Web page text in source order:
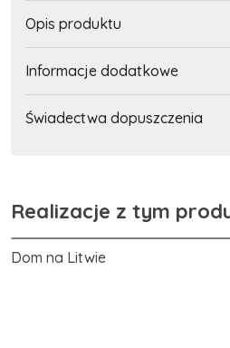
Opis produktu
Informacje dodatkowe
Świadectwa dopuszczenia
Realizacje z tym
Dom na Litwie